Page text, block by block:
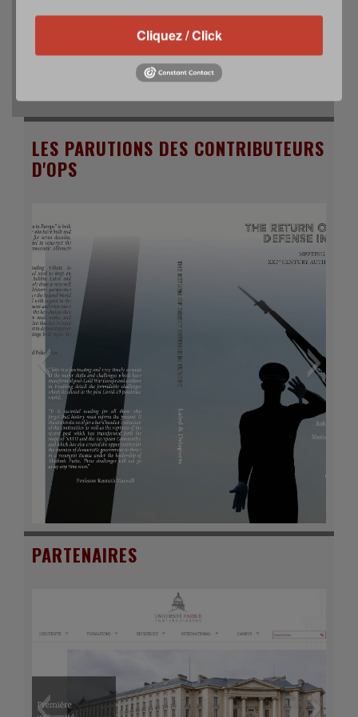
entre Opérationnels SLDS et …
LES PARUTIONS DES CONTRIBUTEURS
D'OPS
Ariane & Mars. Espace, Defense et Societe
en Guyane Française - Par Romain Petit
PARTENAIRES
Cliquez / Click